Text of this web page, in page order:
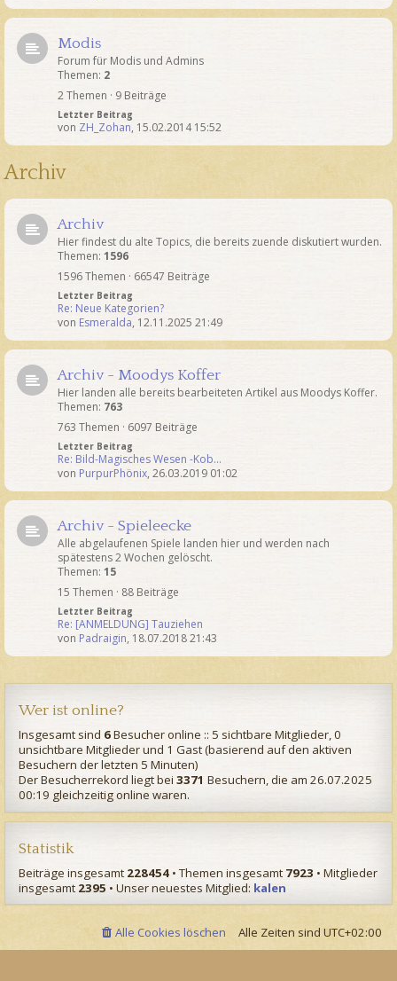
Modis
Forum für Modis und Admins
Themen: 2
2 Themen · 9 Beiträge
Letzter Beitrag
von ZH_Zohan, 15.02.2014 15:52
Archiv
Archiv
Hier findest du alte Topics, die bereits zuende diskutiert wurden.
Themen: 1596
1596 Themen · 66547 Beiträge
Letzter Beitrag
Re: Neue Kategorien?
von Esmeralda, 12.11.2025 21:49
Archiv - Moodys Koffer
Hier landen alle bereits bearbeiteten Artikel aus Moodys Koffer.
Themen: 763
763 Themen · 6097 Beiträge
Letzter Beitrag
Re: Bild-Magisches Wesen -Kob…
von PurpurPhönix, 26.03.2019 01:02
Archiv - Spieleecke
Alle abgelaufenen Spiele landen hier und werden nach
spätestens 2 Wochen gelöscht.
Themen: 15
15 Themen · 88 Beiträge
Letzter Beitrag
Re: [ANMELDUNG] Tauziehen
von Padraigin, 18.07.2018 21:43
Wer ist online?
Insgesamt sind 6Besucher online :: 5 sichtbare Mitglieder, 0
unsichtbare Mitglieder und 1 Gast (basierend auf den aktiven
Besuchern der letzten 5 Minuten)
Der Besucherrekord liegt bei 3371 Besuchern, die am 26.07.2025
00:19 gleichzeitig online waren.
Statistik
Beiträge insgesamt 228454 • Themen insgesamt 7923 • Mitglieder
insgesamt 2395 • Unser neuestes Mitglied: kalen
Alle Zeiten sind UTC+02:00
Alle Cookies löschen